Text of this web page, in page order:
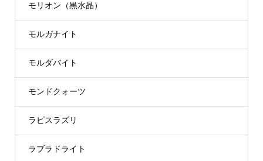
モリオン（黒水晶）
モルガナイト
モルダバイト
モンドクォーツ
ラピスラズリ
ラブラドライト